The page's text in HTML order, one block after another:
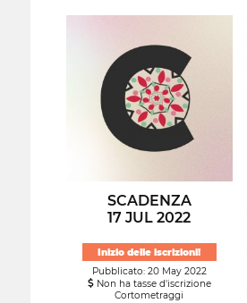
SCADENZA
17 JUL 2022
Inizio delle iscrizioni!
Pubblicato: 20 May 2022
Non ha tasse d'iscrizione
Cortometraggi